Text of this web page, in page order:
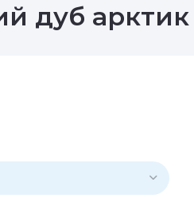
дуб арктик